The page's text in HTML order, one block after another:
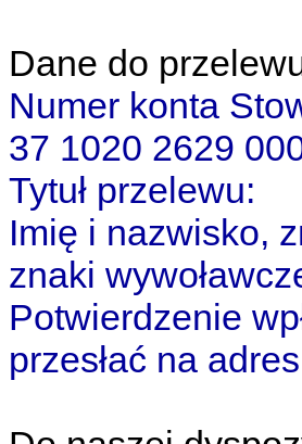
Dane do
Numer konta
37 1020 2629
Tytuł przelewu:
Imię i nazwisko,
znaki
Potwierdzenie
przesłać na